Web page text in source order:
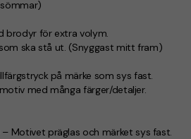
brodyr för extra volym.
ska stå ut. (Snyggast mitt fram)
på märke som sys fast.
med många färger/detaljer.
– Motivet präglas och märket sys fast.